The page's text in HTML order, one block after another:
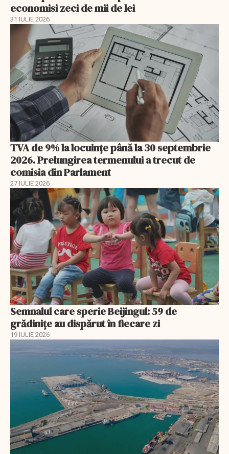
economisi zeci de mii de lei
31 IULIE 2026
TVA de 9% la locuințe până la 30 septembrie
2026. Prelungirea termenului a trecut de
comisia din Parlament
27 IULIE 2026
Semnalul care sperie Beijingul: 59 de
grădinițe au dispărut în fiecare zi
19 IULIE 2026